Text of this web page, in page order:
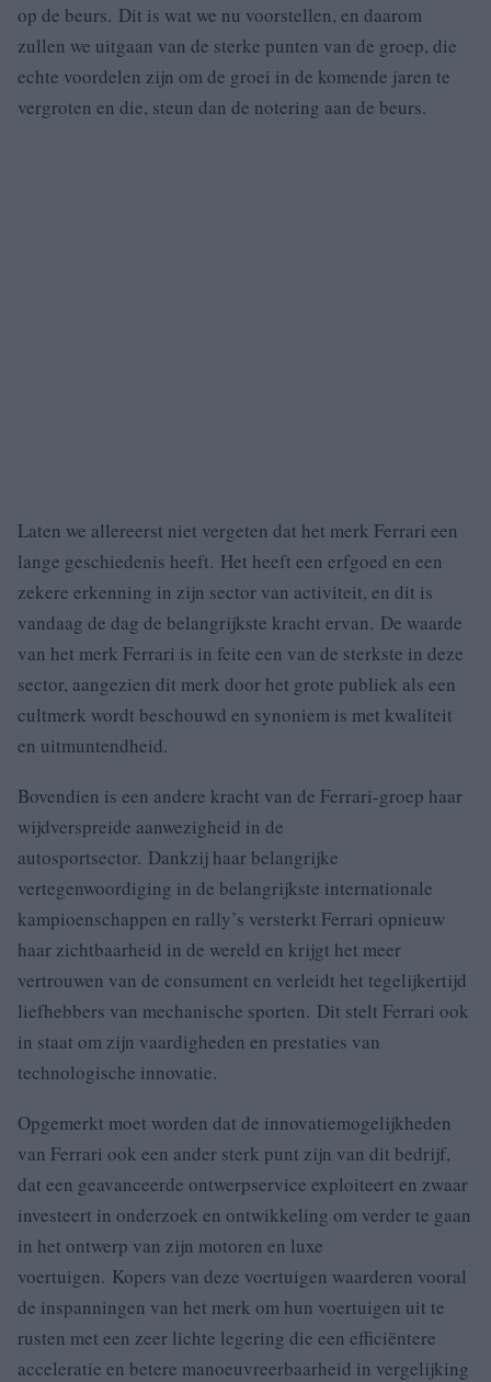
op de beurs. Dit is wat we nu voorstellen, en daarom
zullen we uitgaan van de sterke punten van de groep, die
echte voordelen zijn om de groei in de komende jaren te
vergroten en die, steun dan de notering aan de beurs.
Laten we allereerst niet vergeten dat het merk Ferrari een
lange geschiedenis heeft. Het heeft een erfgoed en een
zekere erkenning in zijn sector van activiteit, en dit is
vandaag de dag de belangrijkste kracht ervan. De waarde
van het merk Ferrari is in feite een van de sterkste in deze
sector, aangezien dit merk door het grote publiek als een
cultmerk wordt beschouwd en synoniem is met kwaliteit
en uitmuntendheid.
Bovendien is een andere kracht van de Ferrari-groep haar
wijdverspreide aanwezigheid in de
autosportsector. Dankzij haar belangrijke
vertegenwoordiging in de belangrijkste internationale
kampioenschappen en rally’s versterkt Ferrari opnieuw
haar zichtbaarheid in de wereld en krijgt het meer
vertrouwen van de consument en verleidt het tegelijkertijd
liefhebbers van mechanische sporten. Dit stelt Ferrari ook
in staat om zijn vaardigheden en prestaties van
technologische innovatie.
Opgemerkt moet worden dat de innovatiemogelijkheden
van Ferrari ook een ander sterk punt zijn van dit bedrijf,
dat een geavanceerde ontwerpservice exploiteert en zwaar
investeert in onderzoek en ontwikkeling om verder te gaan
in het ontwerp van zijn motoren en luxe
voertuigen. Kopers van deze voertuigen waarderen vooral
de inspanningen van het merk om hun voertuigen uit te
rusten met een zeer lichte legering die een efficiëntere
acceleratie en betere manoeuvreerbaarheid in vergelijking